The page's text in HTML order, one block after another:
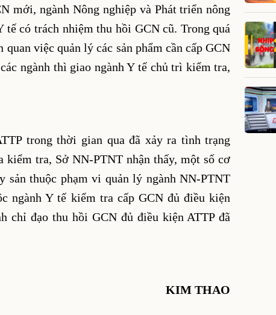
mới, ngành Nông nghiệp và Phát triển nông
có trách nhiệm thu hồi GCN cũ. Trong quá
việc quản lý các sản phẩm cần cấp GCN
ngành thì giao ngành Y tế chủ trì kiểm tra,
trong thời gian qua đã xảy ra tình trạng
kiểm tra, Sở NN-PTNT nhận thấy, một số cơ
thuộc phạm vi quản lý ngành NN-PTNT
ngành Y tế kiểm tra cấp GCN đủ điều kiện
chỉ đạo thu hồi GCN đủ điều kiện ATTP đã
KIM THAO